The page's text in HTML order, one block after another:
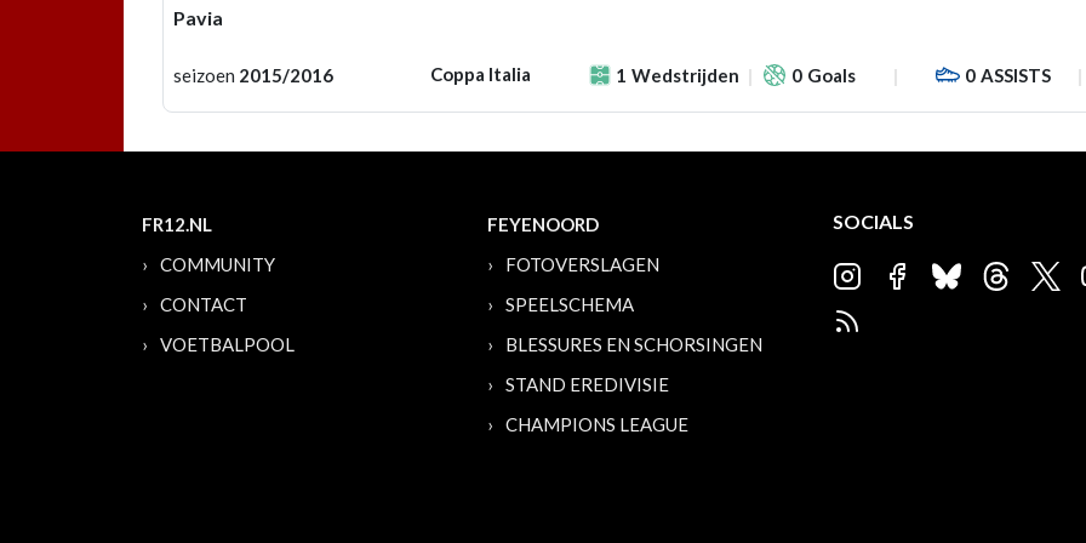
Pavia
seizoen 2015/2016 Coppa Italia 1 Wedstrijden 0 Goals 0 ASSISTS
FR12.NL
COMMUNITY
CONTACT
VOETBALPOOL
FEYENOORD
FOTOVERSLAGEN
SPEELSCHEMA
BLESSURES EN SCHORSINGEN
STAND EREDIVISIE
CHAMPIONS LEAGUE
SOCIALS